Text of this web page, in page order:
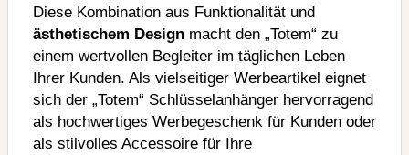
Diese Kombination aus Funktionalität und
ästhetischem Design macht den „Totem“ zu
einem wertvollen Begleiter im täglichen Leben
Ihrer Kunden. Als vielseitiger Werbeartikel eignet
sich der „Totem“ Schlüsselanhänger hervorragend
als hochwertiges Werbegeschenk für Kunden oder
als stilvolles Accessoire für Ihre